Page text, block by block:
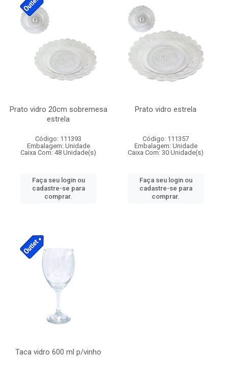
Prato vidro 20cm sobremesa
estrela
Código: 111393
Embalagem: Unidade
Caixa Com: 48 Unidade(s)
Faça seu login ou
cadastre-se para
comprar.
Prato vidro estrela
Código: 111357
Embalagem: Unidade
Caixa Com: 30 Unidade(s)
Faça seu login ou
cadastre-se para
comprar.
Taca vidro 600 ml p/vinho